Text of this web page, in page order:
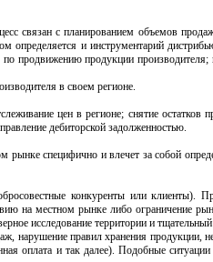
связан с планированием объемов
определяется и инструментарий
продвижению продукции
в своем регионе.
цен в регионе; снятие остатков
дебиторской задолженностью.
рынке специфично и влечет за собой
конкуренты или клиенты).
на местном рынке либо ограничение
исследование территории и
нарушение правил хранения продукции,
оплата и так далее). Подобные